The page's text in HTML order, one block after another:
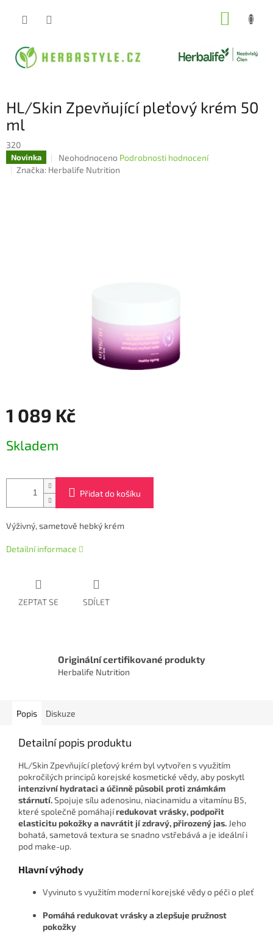
HL/Skin Zpevňující pleťový krém 50
ml
320
Novinka
Průměrné
hodnocení
Neohodnoceno Podrobnosti hodnocení
Značka: Herbalife Nutrition
1 089 Kč
cena:
Skladem
Přidat do košíku
Výživný, sametově hebký krém
Detailní informace
ZEPTAT SE SDÍLET
Originální certifikované produkty
Herbalife Nutrition
Popis Diskuze
Detailní popis produktu
HL/Skin Zpevňující pleťový krém byl vytvořen s využitím
pokročilých principů korejské kosmetické vědy, aby poskytl
intenzivní hydrataci a účinně působil proti známkám
stárnutí.Spojuje sílu adenosinu, niacinamidu a vitamínu B5,
které společně pomáhajíredukovat vrásky, podpořit
elasticitu pokožky a navrátit jí zdravý, přirozený jas. Jeho
bohatá, sametová textura se snadno vstřebává a je ideální i
pod make-up.
Hlavní výhody
Vyvinuto s využitím moderní korejské vědy o péči o pleť
Pomáhá redukovat vrásky a zlepšuje pružnost
pokožky